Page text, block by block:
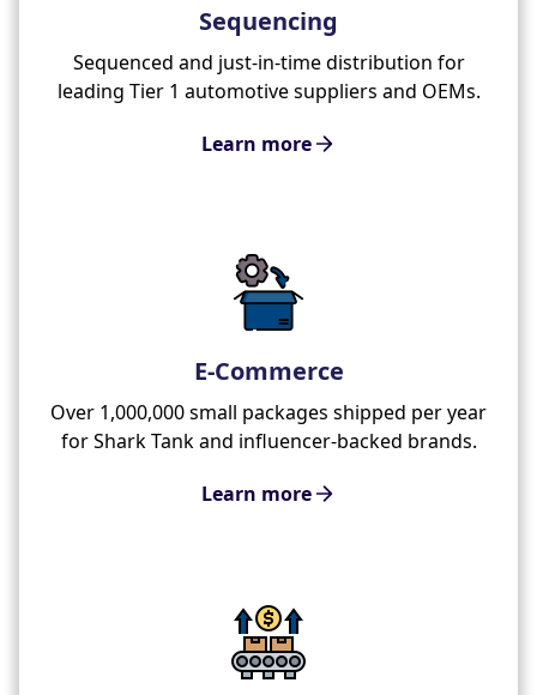
Sequencing
Sequenced and just-in-time distribution for
leading Tier 1 automotive suppliers and OEMs.
Learn more
E-Commerce
Over 1,000,000 small packages shipped per year
for Shark Tank and influencer-backed brands.
Learn more